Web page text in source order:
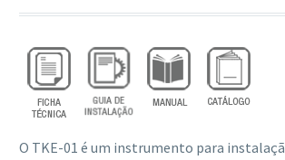
O TKE-01 é um instrumento para